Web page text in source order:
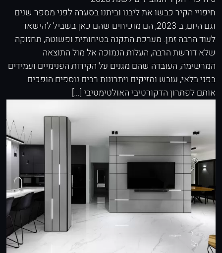
חיפויי הקיר כבשו את ליבנו וביתנו בסערה לפני מספר שנים
וגם היום, ב-2023, הם מוכיחים שהם כאן בשביל להישאר
לעוד הרבה זמן. מערכת התקנה בטיחותית ופשוטה, תחזוקה
שלא דורשת הרבה, העלות הנמוכה אל מול התוצאה
המרשימה, העובדה שהם מגנים על הקירות הפנימיים ועמידים
בפני בלאי, עובש ומזיקים ויתרונות רבים נוספים הופכים
אותם לפתרון הדקורטיבי האולטימטיבי […]